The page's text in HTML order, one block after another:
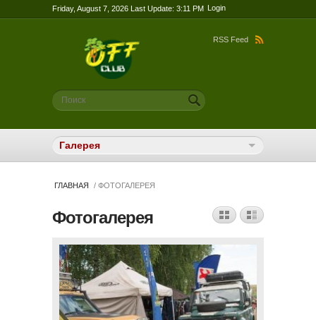
Friday, August 7, 2026 Last Update: 3:11 PM Login
RSS Feed
Форма поиска
Поиск
ГЛАВНАЯ / ФОТОГАЛЕРЕЯ
Фотогалерея